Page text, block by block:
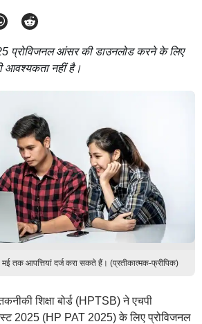
प्रोविजनल आंसर की डाउनलोड करने के लिए
आवश्यकता नहीं है।
तक आपत्तियां दर्ज करा सकते हैं। (प्रतीकात्मक-फ्रीपिक)
शिक्षा बोर्ड (HPTSB) ने एचपी
2025 (HP PAT 2025) के लिए प्रोविजनल